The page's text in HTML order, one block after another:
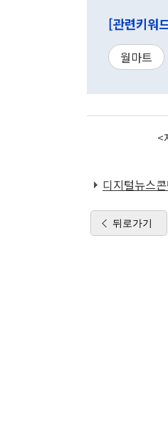
[관련키워
월마트
<
디지털뉴스
뒤로가기